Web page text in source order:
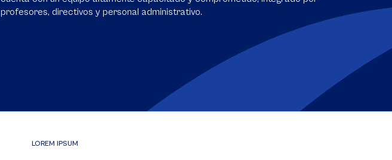
profesores, directivos y personal administrativo.
LOREM IPSUM